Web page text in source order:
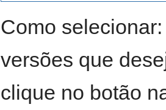
Como
versões que
clique no botão